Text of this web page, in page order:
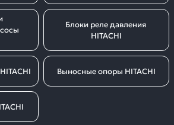
Блоки реле давления
HITACHI
Выносные опоры HITACHI